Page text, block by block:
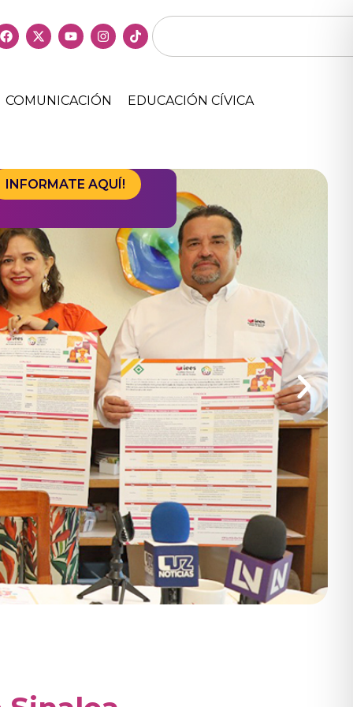
COMUNICACIÓN EDUCACIÓN CÍVICA
INFORMATE AQUÍ!